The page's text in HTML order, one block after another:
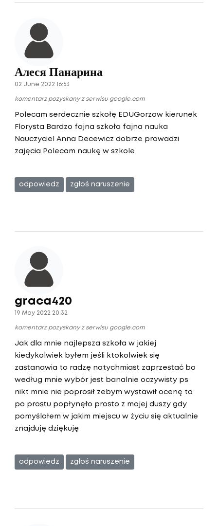
Алеся Панарина
02 June 2022 16:53
komentarz pozyskany z serwisu google.com
Polecam serdecznie szkołę EDUGorzow kierunek
Florysta Bardzo fajna szkoła fajna nauka
Nauczyciel Anna Decewicz dobrze prowadzi
zajęcia Polecam naukę w szkole
odpowiedz zgłoś naruszenie
graca420
19 May 2022 20:32
komentarz pozyskany z serwisu google.com
Jak dla mnie najlepsza szkoła w jakiej
kiedykolwiek byłem jeśli ktokolwiek się
zastanawia to radzę natychmiast zaprzestać bo
według mnie wybór jest banalnie oczywisty ps
nikt mnie nie poprosił żebym wystawił ocenę to
po prostu popłynęło prosto z mojej duszy gdy
pomyślałem w jakim miejscu w życiu się aktualnie
znajduję dziękuję
odpowiedz zgłoś naruszenie